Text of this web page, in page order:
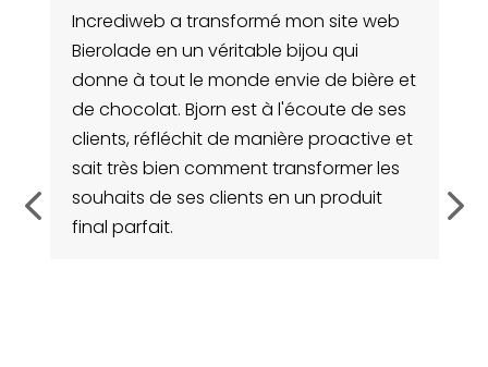
Incrediweb a transformé mon site web
Bierolade en un véritable bijou qui
donne à tout le monde envie de bière et
de chocolat. Bjorn est à l'écoute de ses
clients, réfléchit de manière proactive et
sait très bien comment transformer les
souhaits de ses clients en un produit
final parfait.